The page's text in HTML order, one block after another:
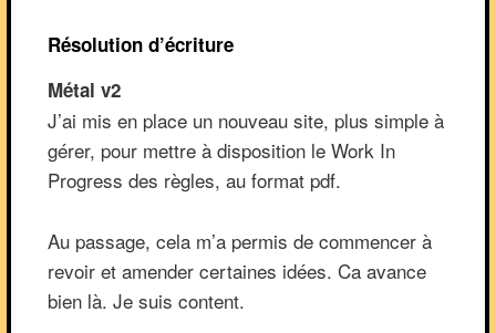
Résolution d’écriture
Métal v2
J’ai mis en place un nouveau site, plus simple à
gérer, pour mettre à disposition le Work In
Progress des règles, au format pdf.
Au passage, cela m’a permis de commencer à
revoir et amender certaines idées. Ca avance
bien là. Je suis content.